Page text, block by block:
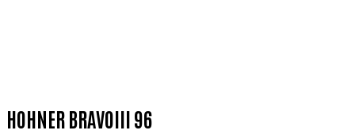
HOHNER BRAVOIII 96